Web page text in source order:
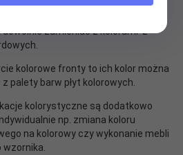
zamieniać z kolorami z
kolorowe fronty to ich kolor można
palety barw płyt kolorowych.
kolorystyczne są dodatkowo
np. zmiana koloru
na kolorowy czy wykonanie mebli
wzornika.